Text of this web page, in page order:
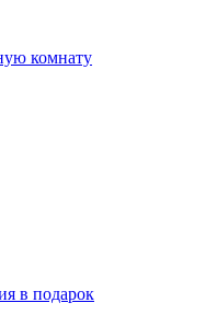
комнату
в подарок